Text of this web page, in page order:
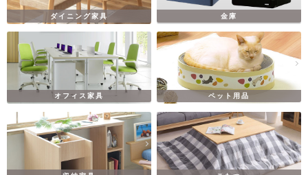
ダイニング家具 金庫
オフィス家具 ペット用品